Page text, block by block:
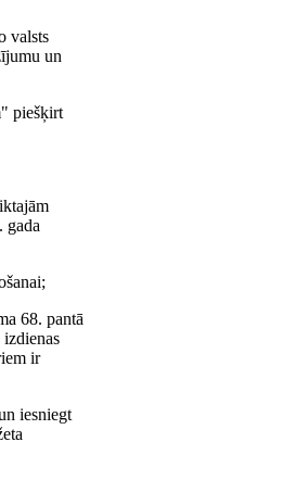
valsts
un
piešķirt
gada
68. pantā
ir
iesniegt